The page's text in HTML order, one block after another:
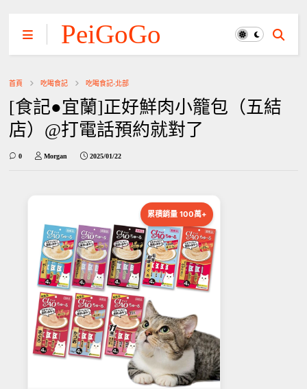
PeiGoGo
首頁 吃喝食記 吃喝食記-北部
[食記●宜蘭]正好鮮肉小籠包（五結
店）@打電話預約就對了
0 Morgan 2025/01/22
累積銷量 100萬+